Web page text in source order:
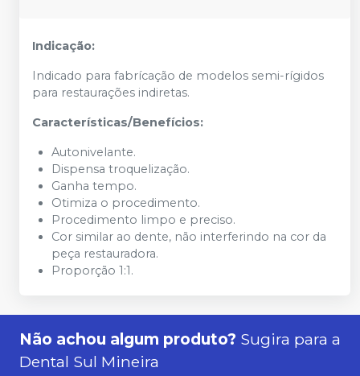
Indicação:
Indicado para fabrícação de modelos semi-rígidos
para restaurações indiretas.
Características/Benefícios:
Autonivelante.
Dispensa troquelização.
Ganha tempo.
Otimiza o procedimento.
Procedimento limpo e preciso.
Cor similar ao dente, não interferindo na cor da
peça restauradora.
Proporção 1:1.
Não achou algum produto? Sugira para a
Dental Sul Mineira